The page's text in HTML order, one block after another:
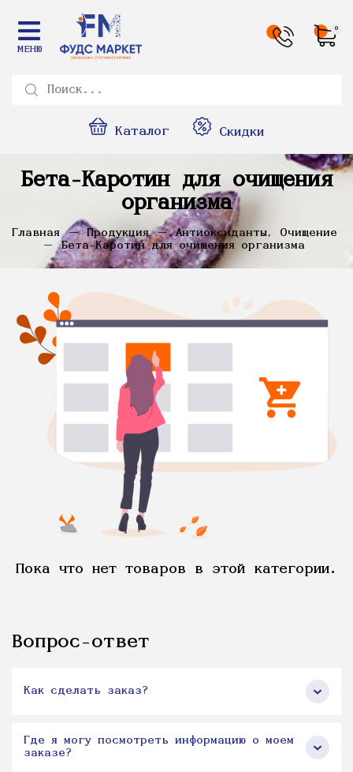
МЕНЮ
0
Каталог Скидки
Бета-Каротин для очищения
организма
Главная Продукция
Антиоксиданты, Очищение
Бета-Каротин для очищения организма
Пока что нет товаров в этой категории.
Вопрос-ответ
Как сделать заказ?
Где я могу посмотреть информацию о моем
заказе?